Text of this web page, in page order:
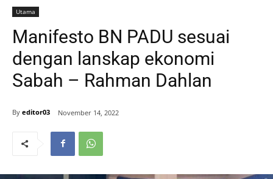
Utama
Manifesto BN PADU sesuai
dengan lanskap ekonomi
Sabah – Rahman Dahlan
By editor03 November 14, 2022